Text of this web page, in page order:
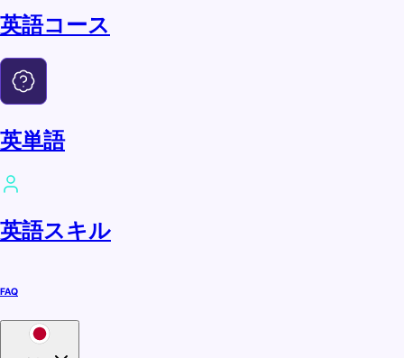
英語コース
英単語
英語スキル
FAQ